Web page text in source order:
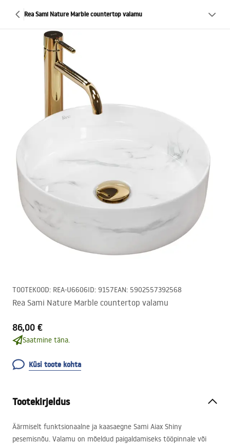
Rea Sami Nature Marble countertop valamu
TOOTEKOOD: REA-U6606ID: 9157EAN: 5902557392568
Rea Sami Nature Marble countertop valamu
86,00 €
Saatmine täna.
Küsi toote kohta
Tootekirjeldus
Äärmiselt funktsionaalne ja kaasaegne Sami Aiax Shiny
pesemisnõu. Valamu on mõeldud paigaldamiseks tööpinnale või